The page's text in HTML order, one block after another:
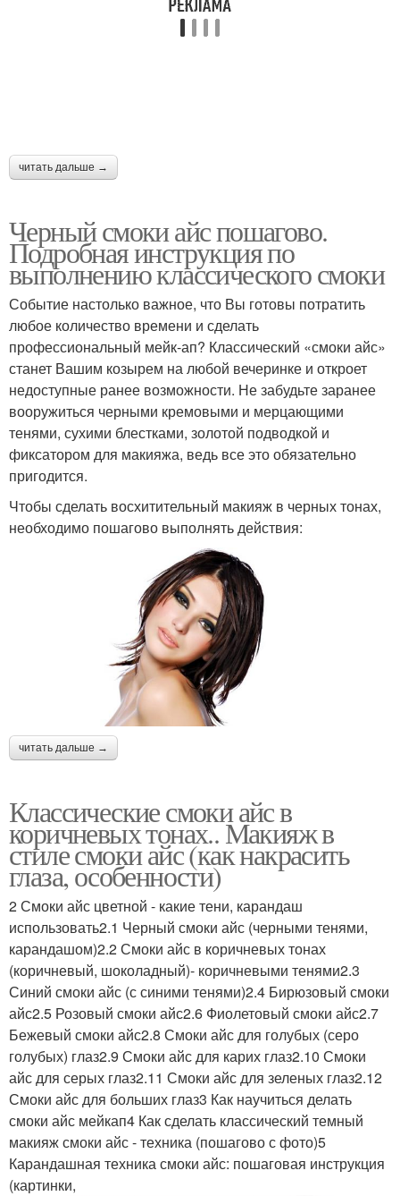
читать дальше →
Черный смоки айс пошагово.
Подробная инструкция по
выполнению классического смоки
Событие настолько важное, что Вы готовы потратить
любое количество времени и сделать
профессиональный мейк-ап? Классический «смоки айс»
станет Вашим козырем на любой вечеринке и откроет
недоступные ранее возможности. Не забудьте заранее
вооружиться черными кремовыми и мерцающими
тенями, сухими блестками, золотой подводкой и
фиксатором для макияжа, ведь все это обязательно
пригодится.
Чтобы сделать восхитительный макияж в черных тонах,
необходимо пошагово выполнять действия:
читать дальше →
Классические смоки айс в
коричневых тонах.. Макияж в
стиле смоки айс (как накрасить
глаза, особенности)
2 Смоки айс цветной - какие тени, карандаш
использовать2.1 Черный смоки айс (черными тенями,
карандашом)2.2 Смоки айс в коричневых тонах
(коричневый, шоколадный)- коричневыми тенями2.3
Синий смоки айс (с синими тенями)2.4 Бирюзовый смоки
айс2.5 Розовый смоки айс2.6 Фиолетовый смоки айс2.7
Бежевый смоки айс2.8 Смоки айс для голубых (серо
голубых) глаз2.9 Смоки айс для карих глаз2.10 Смоки
айс для серых глаз2.11 Смоки айс для зеленых глаз2.12
Смоки айс для больших глаз3 Как научиться делать
смоки айс мейкап4 Как сделать классический темный
макияж смоки айс - техника (пошагово с фото)5
Карандашная техника смоки айс: пошаговая инструкция
(картинки,